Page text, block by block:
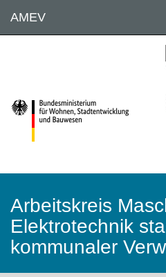
DirektAMEV
Arbeitskreis
Elektrotechnik
kommunaler